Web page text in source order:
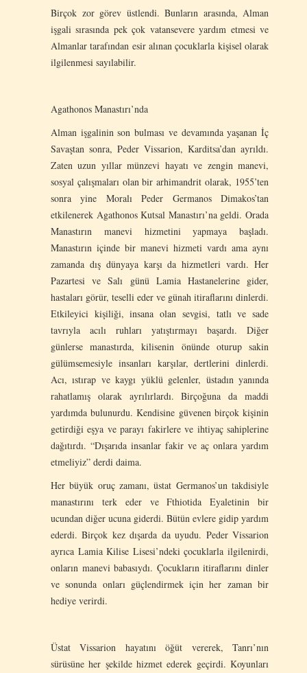
Birçok zor görev üstlendi. Bunların arasında, Alman
işgali sırasında pek çok vatansevere yardım etmesi ve
Almanlar tarafından esir alınan çocuklarla kişisel olarak
ilgilenmesi sayılabilir.
Agathonos Manastırı’nda
Alman işgalinin son bulması ve devamında yaşanan İç
Savaştan sonra, Peder Vissarion, Karditsa’dan ayrıldı.
Zaten uzun yıllar münzevi hayatı ve zengin manevi,
sosyal çalışmaları olan bir arhimandrit olarak, 1955’ten
sonra yine Moralı Peder Germanos Dimakos’tan
etkilenerek Agathonos Kutsal Manastırı’na geldi. Orada
Manastırın manevi hizmetini yapmaya başladı.
Manastırın içinde bir manevi hizmeti vardı ama aynı
zamanda dış dünyaya karşı da hizmetleri vardı. Her
Pazartesi ve Salı günü Lamia Hastanelerine gider,
hastaları görür, teselli eder ve günah itiraflarını dinlerdi.
Etkileyici kişiliği, insana olan sevgisi, tatlı ve sade
tavrıyla acılı ruhları yatıştırmayı başardı. Diğer
günlerse manastırda, kilisenin önünde oturup sakin
gülümsemesiyle insanları karşılar, dertlerini dinlerdi.
Acı, ıstırap ve kaygı yüklü gelenler, üstadın yanında
rahatlamış olarak ayrılırlardı. Birçoğuna da maddi
yardımda bulunurdu. Kendisine güvenen birçok kişinin
getirdiği eşya ve parayı fakirlere ve ihtiyaç sahiplerine
dağıtırdı. “Dışarıda insanlar fakir ve aç onlara yardım
etmeliyiz” derdi daima.
Her büyük oruç zamanı, üstat Germanos’un takdisiyle
manastırını terk eder ve Fthiotida Eyaletinin bir
ucundan diğer ucuna giderdi. Bütün evlere gidip yardım
ederdi. Birçok kez dışarda da uyudu. Peder Vissarion
ayrıca Lamia Kilise Lisesi’ndeki çocuklarla ilgilenirdi,
onların manevi babasıydı. Çocukların itiraflarını dinler
ve sonunda onları güçlendirmek için her zaman bir
hediye verirdi.
Üstat Vissarion hayatını öğüt vererek, Tanrı’nın
sürüsüne her şekilde hizmet ederek geçirdi. Koyunları